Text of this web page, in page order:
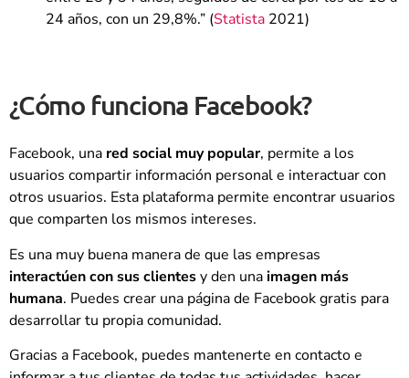
24 años, con un 29,8%.” (Statista 2021)
¿Cómo funciona Facebook?
Facebook, una red social muy popular, permite a los
usuarios compartir información personal e interactuar con
otros usuarios. Esta plataforma permite encontrar usuarios
que comparten los mismos intereses.
Es una muy buena manera de que las empresas
interactúen con sus clientesy den unaimagen más
humana. Puedes crear una página de Facebook gratis para
desarrollar tu propia comunidad.
Gracias a Facebook, puedes mantenerte en contacto e